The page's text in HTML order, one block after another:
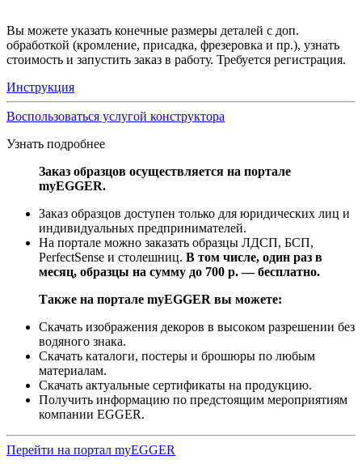
Вы можете указать конечные размеры деталей с доп.
обработкой (кромление, присадка, фрезеровка и пр.), узнать
стоимость и запустить заказ в работу. Требуется регистрация.
Инструкция
Воспользоваться услугой конструктора
Узнать подробнее
Заказ образцов осуществляется на портале
myEGGER.
Заказ образцов доступен только для юридических лиц и
индивидуальных предпринимателей.
На портале можно заказать образцы ЛДСП, БСП,
PerfectSense и столешниц. В том числе, один раз в
месяц, образцы на сумму до 700 р. — бесплатно.
Также на портале myEGGER вы можете:
Скачать изображения декоров в высоком разрешении без
водяного знака.
Скачать каталоги, постеры и брошюры по любым
материалам.
Скачать актуальные сертификаты на продукцию.
Получить информацию по предстоящим мероприятиям
компании EGGER.
Перейти на портал myEGGER